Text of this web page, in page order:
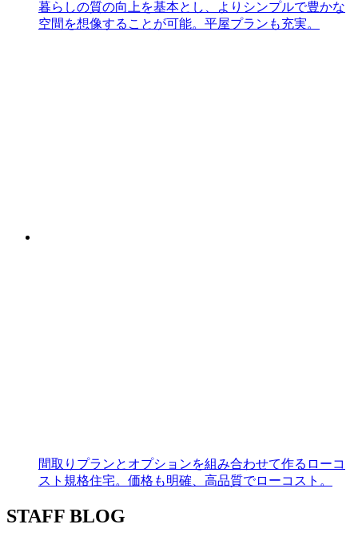
暮らしの質の向上を基本とし、よりシンプルで豊かな
空間を想像することが可能。平屋プランも充実。
間取りプランとオプションを組み合わせて作るローコ
スト規格住宅。価格も明確、高品質でローコスト。
STAFF BLOG